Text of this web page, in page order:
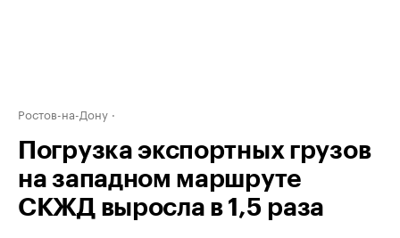
Ростов-на-Дону
Погрузка экспортных грузов
на западном маршруте
СКЖД выросла в 1,5 раза